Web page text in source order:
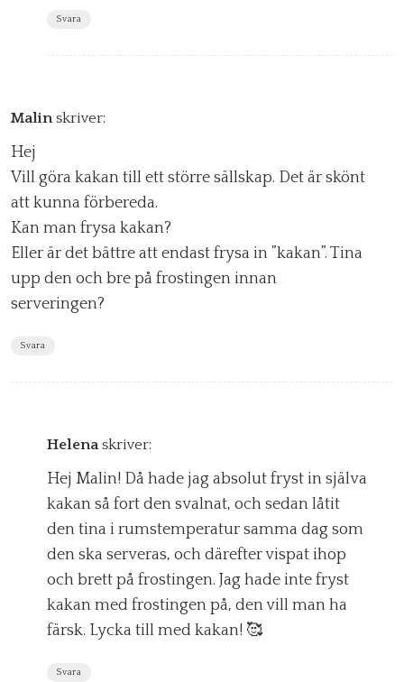
Svara
Malin skriver:
Hej
Vill göra kakan till ett större sällskap. Det är skönt
att kunna förbereda.
Kan man frysa kakan?
Eller är det bättre att endast frysa in ”kakan”. Tina
upp den och bre på frostingen innan
serveringen?
Svara
Helena skriver:
Hej Malin! Då hade jag absolut fryst in själva
kakan så fort den svalnat, och sedan låtit
den tina i rumstemperatur samma dag som
den ska serveras, och därefter vispat ihop
och brett på frostingen. Jag hade inte fryst
kakan med frostingen på, den vill man ha
färsk. Lycka till med kakan! 🥰
Svara